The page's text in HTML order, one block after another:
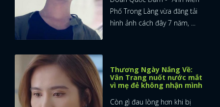
Phố Trong Làng vừa đăng tải
hình ảnh cách đây 7 năm, ...
Thương Ngày Nắng Về:
Vân Trang nuốt nước mắt
vì mẹ đẻ không nhận mình
Còn gì đau lòng hơn khi bị